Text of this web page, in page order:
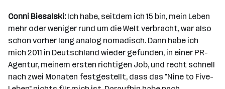
Conni Biesalski:Ich habe, seitdem ich 15 bin, mein Leben
mehr oder weniger rund um die Welt verbracht, war also
schon vorher lang analog nomadisch. Dann habe ich
mich 2011 in Deutschland wieder gefunden, in einer PR-
Agentur, meinem ersten richtigen Job, und recht schnell
nach zwei Monaten festgestellt, dass das "Nine to Five-